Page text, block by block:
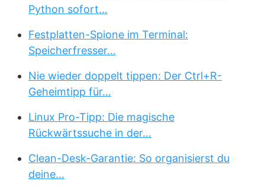
Python sofort…
Festplatten-Spione im Terminal:
Speicherfresser…
Nie wieder doppelt tippen: Der Ctrl+R-
Geheimtipp für…
Linux Pro-Tipp: Die magische
Rückwärtssuche in der…
Clean-Desk-Garantie: So organisierst du
deine…